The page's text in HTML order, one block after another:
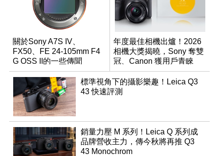
關於Sony A7S IV、
FX50、FE 24-105mm F4
G OSS II的一些傳聞
年度最佳相機出爐！2026
相機大獎揭曉，Sony 奪雙
冠、Canon 獲用戶青睞
標準視角下的攝影樂趣！Leica Q3
43 快速評測
銷量力壓 M 系列！Leica Q 系列成
品牌營收主力，傳今秋將再推 Q3
43 Monochrom